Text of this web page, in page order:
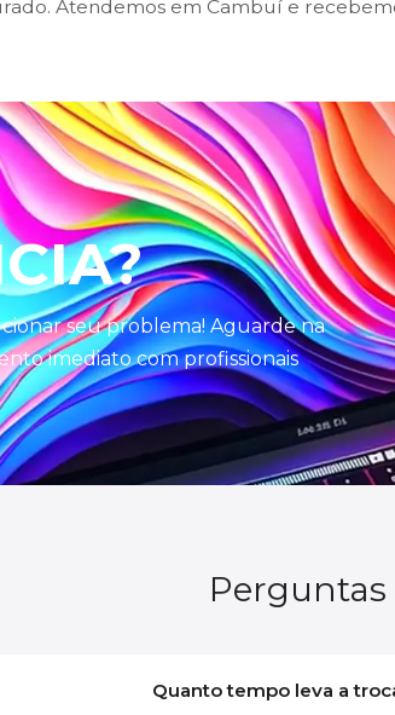
Atendemos em Cambuí e
seu problema! Aguarde na
imediato com profissionais
Perguntas
Quanto tempo leva a